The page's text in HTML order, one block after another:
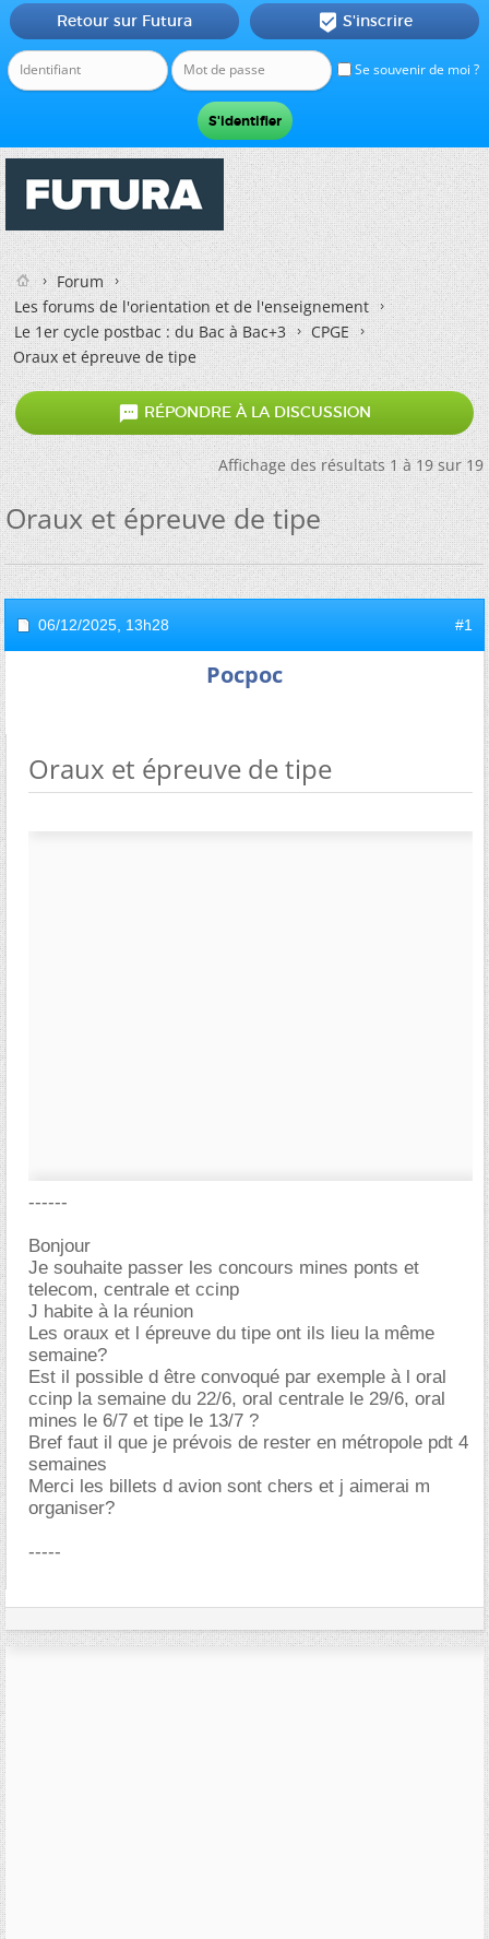
Se souvenir de moi ?
Retour sur Futura  S'inscrire
Forum
Les forums de l'orientation et de l'enseignement
Le 1er cycle postbac : du Bac à Bac+3
CPGE
Oraux et épreuve de tipe
 RÉPONDRE À LA DISCUSSION
Affichage des résultats 1 à 19 sur 19
Oraux et épreuve de tipe
06/12/2025, 13h28 #1
Pocpoc
Oraux et épreuve de tipe
------
Bonjour
Je souhaite passer les concours mines ponts et
telecom, centrale et ccinp
J habite à la réunion
Les oraux et l épreuve du tipe ont ils lieu la même
semaine?
Est il possible d être convoqué par exemple à l oral
ccinp la semaine du 22/6, oral centrale le 29/6, oral
mines le 6/7 et tipe le 13/7 ?
Bref faut il que je prévois de rester en métropole pdt 4
semaines
Merci les billets d avion sont chers et j aimerai m
organiser?
-----